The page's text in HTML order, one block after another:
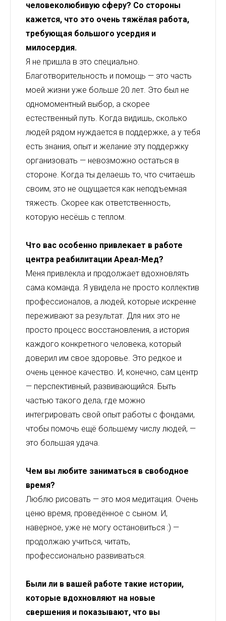
человеколюбивую сферу? Со стороны
кажется, что это очень тяжёлая работа,
требующая большого усердия и
милосердия.
Я не пришла в это специально.
Благотворительность и помощь — это часть
моей жизни уже больше 20 лет. Это был не
одномоментный выбор, а скорее
естественный путь. Когда видишь, сколько
людей рядом нуждается в поддержке, а у тебя
есть знания, опыт и желание эту поддержку
организовать — невозможно остаться в
стороне. Когда ты делаешь то, что считаешь
своим, это не ощущается как неподъемная
тяжесть. Скорее как ответственность,
которую несёшь с теплом.
Что вас особенно привлекает в работе
центра реабилитации Ареал-Мед?
Меня привлекла и продолжает вдохновлять
сама команда. Я увидела не просто коллектив
профессионалов, а людей, которые искренне
переживают за результат. Для них это не
просто процесс восстановления, а история
каждого конкретного человека, который
доверил им свое здоровье. Это редкое и
очень ценное качество. И, конечно, сам центр
— перспективный, развивающийся. Быть
частью такого дела, где можно
интегрировать свой опыт работы с фондами,
чтобы помочь ещё большему числу людей, —
это большая удача.
Чем вы любите заниматься в свободное
время?
Люблю рисовать — это моя медитация. Очень
ценю время, проведённое с сыном. И,
наверное, уже не могу остановиться :) —
продолжаю учиться, читать,
профессионально развиваться.
Были ли в вашей работе такие истории,
которые вдохновляют на новые
свершения и показывают, что вы